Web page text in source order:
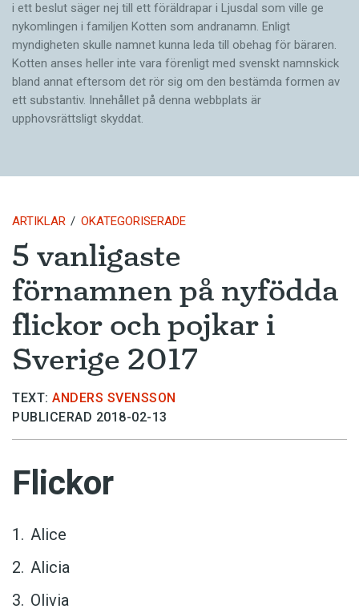
i ett beslut säger nej till ett föräldra­par i Ljusdal som ville ge
nykomlingen i familjen Kotten som andranamn. Enligt
myndigheten skulle namnet kunna leda till obehag för bäraren.
Kotten anses heller inte vara förenligt med svenskt namnskick
bland annat eftersom det rör sig om den bestämda formen av
ett substantiv. Innehållet på denna webbplats är
upphovsrättsligt skyddat.
ARTIKLAR OKATEGORISERADE
5 vanligaste
förnamnen på nyfödda
flickor och pojkar i
Sverige 2017
TEXT: ANDERS SVENSSON
PUBLICERAD 2018-02-13
Flickor
Alice
Alicia
Olivia